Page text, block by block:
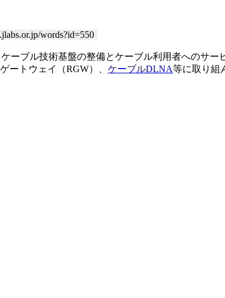
words?id=550
ーブル技術基盤の整備とケーブル利用者へのサ
ートウェイ（RGW）、 ケーブルDLNA等に取り組